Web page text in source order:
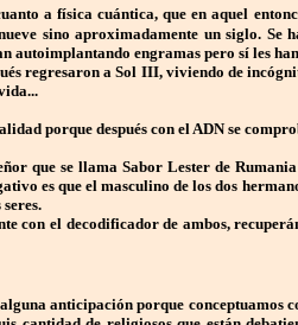
a física cuántica, que en aquel
sino aproximadamente un siglo.
autoimplantando engramas pero sí les
regresaron a Sol III, viviendo de
porque después con el ADN se
que se llama Sabor Lester de
es que el masculino de los dos
con el decodificador de ambos,
anticipación porque